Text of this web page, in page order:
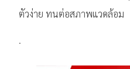
ตัวง่าย ทนต่อสภาพแวดล้อม
.